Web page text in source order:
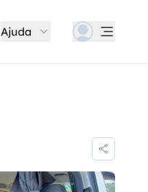
Ajuda